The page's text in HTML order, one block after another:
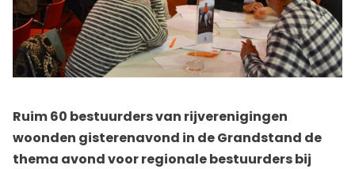
Ruim 60 bestuurders van rijverenigingen
woonden gisterenavond in de Grandstand de
thema avond voor regionale bestuurders bij